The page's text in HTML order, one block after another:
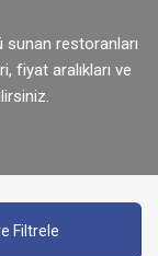
sunan restoranları
fiyat aralıkları ve
Filtrele